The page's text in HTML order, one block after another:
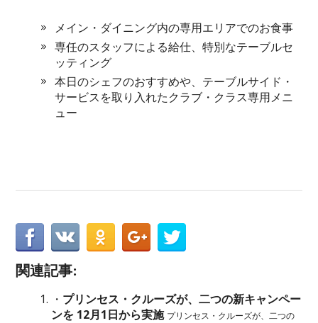
メイン・ダイニング内の専用エリアでのお食事
専任のスタッフによる給仕、特別なテーブルセ
ッティング
本日のシェフのおすすめや、テーブルサイド・
サービスを取り入れたクラブ・クラス専用メニ
ュー
関連記事:
・ プリンセス・クルーズが、二つの新キャンペー
ンを 12月1日から実施 プリンセス・クルーズが、二つの